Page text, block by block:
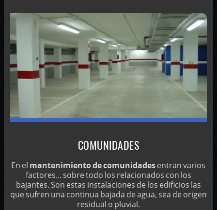
COMUNIDADES
En el mantenimiento de comunidadesentran varios
factores... sobre todo los relacionados con los
bajantes. Son estas instalaciones de los edificios las
que sufren una continua bajada de agua, sea de origen
residual o pluvial.